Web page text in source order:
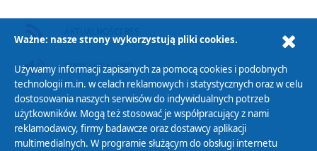
PODCAST AUDIO
Ważne: nasze strony wykorzystują pliki cookies.
Używamy informacji zapisanych za pomocą cookies i podobnych
technologii m.in. w celach reklamowych i statystycznych oraz w celu
dostosowania naszych serwisów do indywidualnych potrzeb
użytkowników. Mogą też stosować je współpracujący z nami
reklamodawcy, firmy badawcze oraz dostawcy aplikacji
multimedialnych. W programie służącym do obsługi internetu